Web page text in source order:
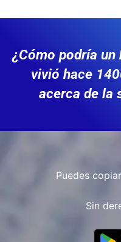
¿Cómo podría
vivió hace
acerca de la
Puedes
Sin